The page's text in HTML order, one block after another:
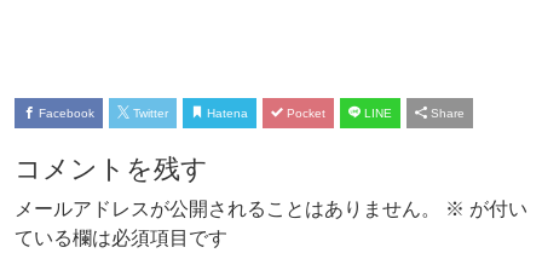
Facebook Twitter Hatena Pocket LINE Share
コメントを残す
メールアドレスが公開されることはありません。 ※ が付い
ている欄は必須項目です